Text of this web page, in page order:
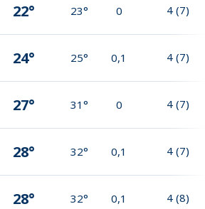
22° 23° 0 4 (7)
24° 25° 0,1 4 (7)
27° 31° 0 4 (7)
28° 32° 0,1 4 (7)
28° 32° 0,1 4 (8)